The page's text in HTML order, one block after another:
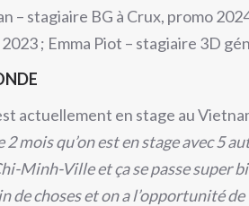
– stagiaire BG à Crux, promo
; Emma Piot – stagiaire 3D
actuellement en stage au
mois qu’on est en stage avec 5
Minh-Ville et ça se passe super
de choses et on a l’opportunité